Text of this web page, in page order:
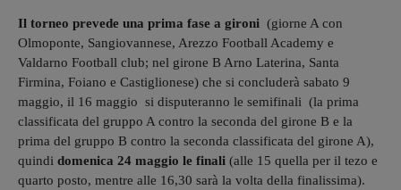
Il torneo prevede una prima fase a gironi (giorne A con
Olmoponte, Sangiovannese, Arezzo Football Academy e
Valdarno Football club; nel girone B Arno Laterina, Santa
Firmina, Foiano e Castiglionese) che si concluderà sabato 9
maggio, il 16 maggio si disputeranno le semifinali (la prima
classificata del gruppo A contro la seconda del girone B e la
prima del gruppo B contro la seconda classificata del girone A),
quindi domenica 24 maggio le finali (alle 15 quella per il tezo e
quarto posto, mentre alle 16,30 sarà la volta della finalissima).